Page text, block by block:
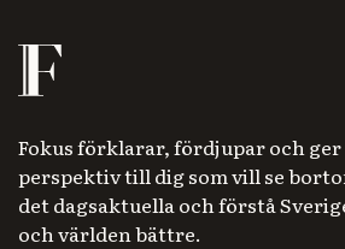
Fokus förklarar, fördjupar och ger
perspektiv till dig som vill se
det dagsaktuella och förstå
och världen bättre.